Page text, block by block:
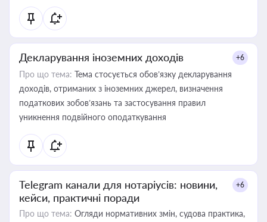
Декларування іноземних доходів +6
Про що тема: Тема стосується обов’язку декларування
доходів, отриманих з іноземних джерел, визначення
податкових зобов’язань та застосування правил
уникнення подвійного оподаткування
Telegram канали для нотаріусів: новини,
кейси, практичні поради
+6
Про що тема: Огляди нормативних змін, судова практика,